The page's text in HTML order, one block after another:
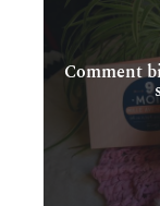
Comment